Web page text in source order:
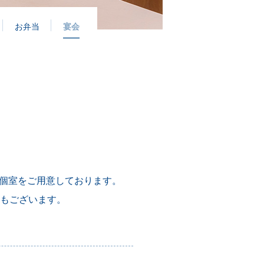
お弁当 宴会
室をご用意しております。
ございます。